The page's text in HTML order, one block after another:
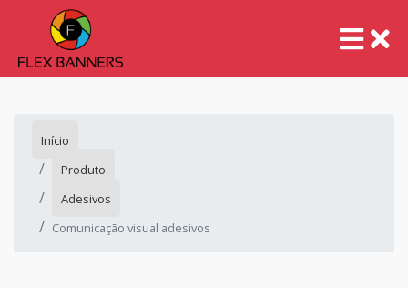
Início
Produto
Adesivos
Comunicação visual adesivos